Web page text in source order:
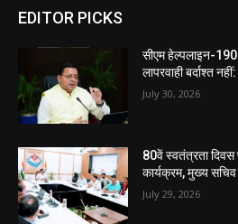
EDITOR PICKS
सीएम हेल्पलाइन-
लापरवाही बर्दाश्त
July 30, 2026
80वें स्वतंत्रता दिवस
कार्यक्रम, मुख्य सचिव
July 29, 2026